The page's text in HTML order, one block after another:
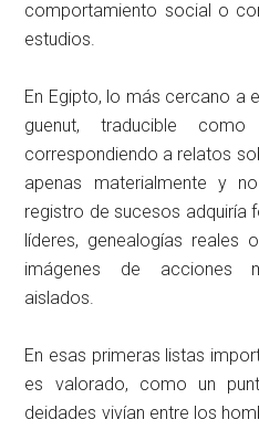
comportamiento social o
estudios.
En Egipto, lo más cercano a
guenut, traducible como
correspondiendo a relatos
apenas materialmente y
registro de sucesos adquiría
líderes, genealogías reales
imágenes de acciones
aislados.
En esas primeras listas
es valorado, como un
deidades vivían entre los